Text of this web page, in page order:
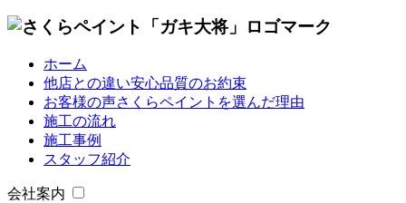
ホーム
他店との違い安心品質のお約束
お客様の声さくらペイントを選んだ理由
施工の流れ
施工事例
スタッフ紹介
会社案内